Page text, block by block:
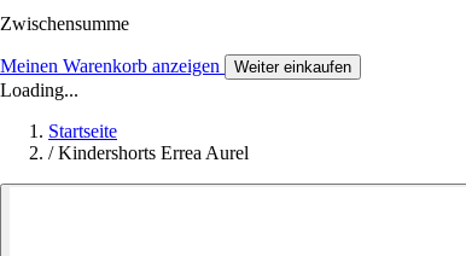
Zwischensumme
Meinen Warenkorb anzeigen Weiter einkaufen
Loading...
Startseite
/ Kindershorts Errea Aurel